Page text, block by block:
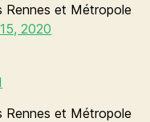
et Métropole
2020
et Métropole